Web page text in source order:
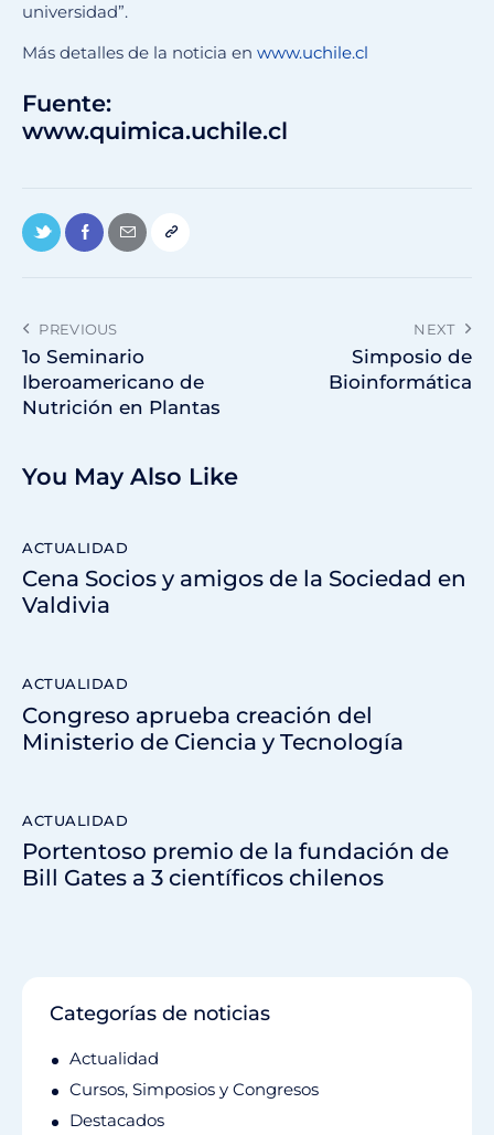
universidad”.
Más detalles de la noticia en www.uchile.cl
Fuente:
www.quimica.uchile.cl
PREVIOUS
1o Seminario
Iberoamericano de
Nutrición en Plantas
NEXT
Simposio de
Bioinformática
You May Also Like
ACTUALIDAD
Cena Socios y amigos de la Sociedad en
Valdivia
ACTUALIDAD
Congreso aprueba creación del
Ministerio de Ciencia y Tecnología
ACTUALIDAD
Portentoso premio de la fundación de
Bill Gates a 3 científicos chilenos
Categorías de noticias
Actualidad
Cursos, Simposios y Congresos
Destacados